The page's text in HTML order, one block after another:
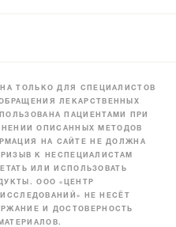
ТОЛЬКО ДЛЯ СПЕЦИАЛИСТОВ
ЛЕКАРСТВЕННЫХ
ПАЦИЕНТАМИ ПРИ
ОПИСАННЫХ МЕТОДОВ
НА САЙТЕ НЕ ДОЛЖНА
К НЕСПЕЦИАЛИСТАМ
ИЛИ ИСПОЛЬЗОВАТЬ
ООО «ЦЕНТР
НЕ НЕСЁТ
И ДОСТОВЕРНОСТЬ